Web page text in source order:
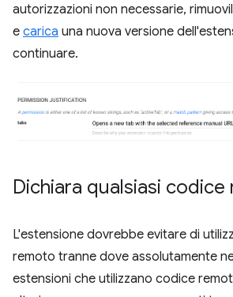
autorizzazioni non necessarie,
e carica una nuova versione
continuare.
Dichiara qualsiasi codice
L'estensione dovrebbe evitare di
remoto tranne dove assolutamente
estensioni che utilizzano codice